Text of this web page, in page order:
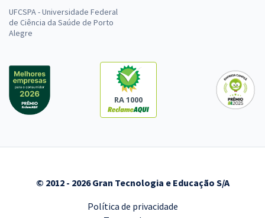
UFCSPA - Universidade Federal
de Ciência da Saúde de Porto
Alegre
RA 1000
© 2012 - 2026 Gran Tecnologia e Educação S/A
Política de privacidade